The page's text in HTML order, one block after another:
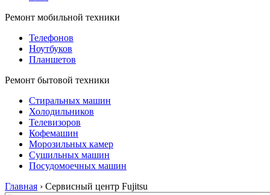
Ремонт мобильной техники
Телефонов
Ноутбуков
Планшетов
Ремонт бытовой техники
Стиральных машин
Холодильников
Телевизоров
Кофемашин
Морозильных камер
Сушильных машин
Посудомоечных машин
Главная › Сервисный центр Fujitsu